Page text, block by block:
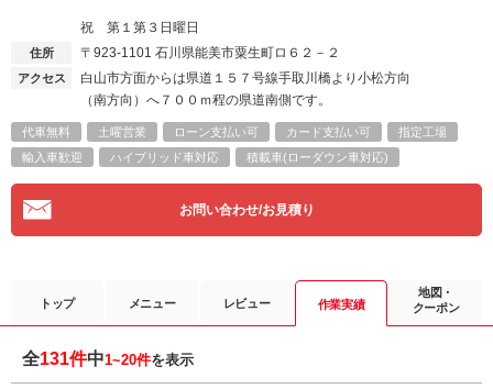
祝 第１第３日曜日
住所 〒923-1101 石川県能美市粟生町ロ６２－２
アクセス
白山市方面からは県道１５７号線手取川橋より小松方向
（南方向）へ７００ｍ程の県道南側です。
代車無料 土曜営業 ローン支払い可 カード支払い可
指定工場
輸入車歓迎
ハイブリッド車対応 積載車(ローダウン車対応)
お問い合わせ/お見積り
トップ メニュー レビュー 作業実績
地図・
クーポン
全131件中1~20件を表示